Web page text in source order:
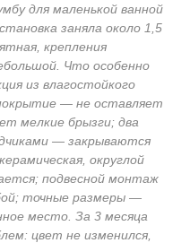
для маленькой ванной
заняла около 1,5
крепления
Что особенно
из влагостойкого
— не оставляет
мелкие брызги; два
— закрываются
округлой
подвесной монтаж
точные размеры —
место. За 3 месяца
цвет не изменился,